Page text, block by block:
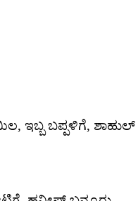
ಇಬ್ಬ ಬಪ್ಪಳಿಗೆ, ಶಾಹುಲ್